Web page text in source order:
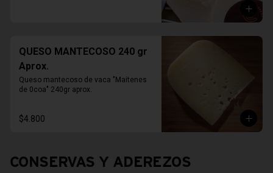
QUESO MANTECOSO 240 gr
Aprox.
Queso mantecoso de vaca "Maitenes
de 0coa" 240gr aprox.
$4.800
CONSERVAS Y ADEREZOS